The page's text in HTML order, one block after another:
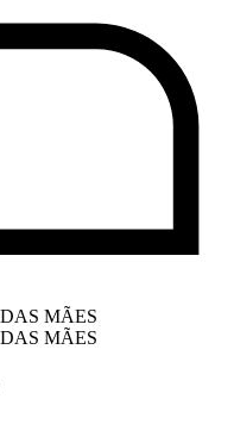
MÃES
MÃES